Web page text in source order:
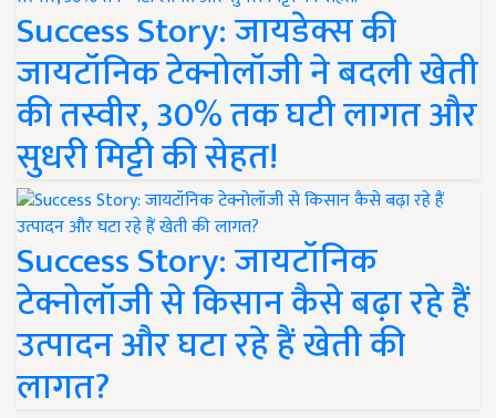
Success Story: जायडेक्स की
जायटॉनिक टेक्नोलॉजी ने बदली खेती
की तस्वीर, 30% तक घटी लागत और
सुधरी मिट्टी की सेहत!
Success Story: जायटॉनिक
टेक्नोलॉजी से किसान कैसे बढ़ा रहे हैं
उत्पादन और घटा रहे हैं खेती की
लागत?